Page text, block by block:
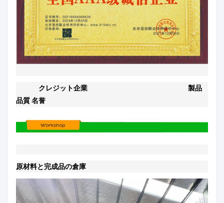
クレジット企業
製品
品質 名誉
原材料と完成品の倉庫